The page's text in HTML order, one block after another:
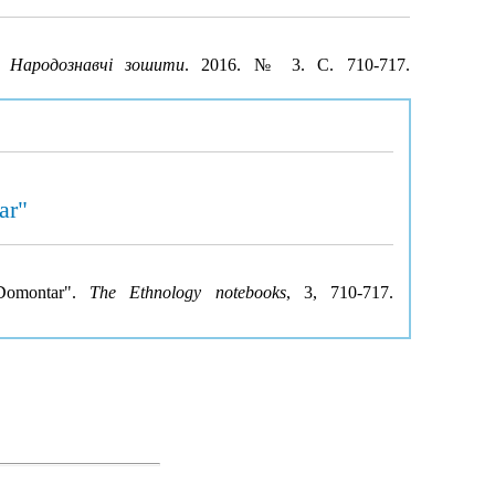
Народознавчі зошити. 2016. № 3. С. 710-717.
The Ethnology notebooks, 3, 710-717.